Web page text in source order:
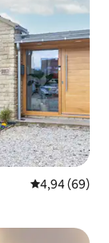
Średnia
4,94 (69)